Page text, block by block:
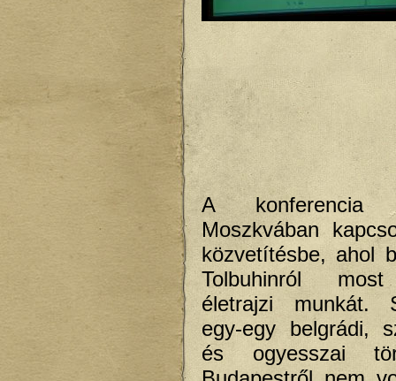
A konferencia
Moszkvában
közvetítésbe, ahol
Tolbuhinról
életrajzi munkát.
egy-egy belgrádi,
és ogyesszai